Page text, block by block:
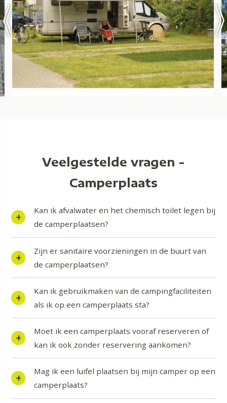
Veelgestelde vragen -
Camperplaats
Kan ik afvalwater en het chemisch toilet legen bij
de camperplaatsen?
Zijn er sanitaire voorzieningen in de buurt van
de camperplaatsen?
Kan ik gebruikmaken van de campingfaciliteiten
als ik op een camperplaats sta?
Moet ik een camperplaats vooraf reserveren of
kan ik ook zonder reservering aankomen?
Mag ik een luifel plaatsen bij mijn camper op een
camperplaats?